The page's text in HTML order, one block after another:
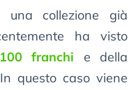
collezione già
ha visto
franchi e della
questo caso viene